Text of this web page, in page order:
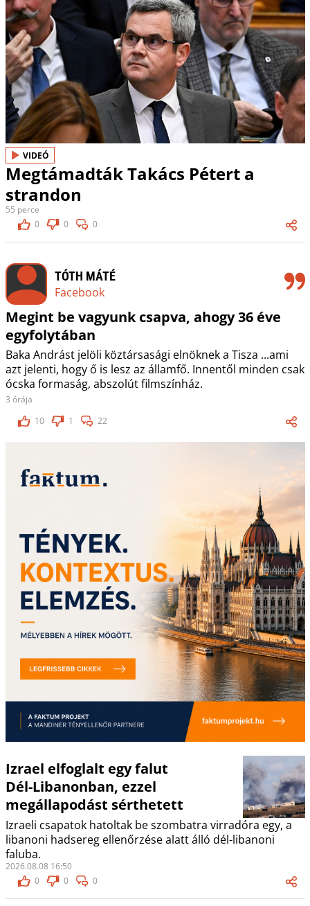
VIDEÓ
Megtámadták Takács Pétert a
strandon
55 perce
0
0 0
TÓTH MÁTÉ
Facebook
Megint be vagyunk csapva, ahogy 36 éve
egyfolytában
Baka Andrást jelöli köztársasági elnöknek a Tisza ...ami
azt jelenti, hogy ő is lesz az államfő. Innentől minden csak
ócska formaság, abszolút filmszínház.
3 órája
10
1 22
Izrael elfoglalt egy falut
Dél-Libanonban, ezzel
megállapodást sérthetett
Izraeli csapatok hatoltak be szombatra virradóra egy, a
libanoni hadsereg ellenőrzése alatt álló dél-libanoni
faluba.
2026.08.08 16:50
0
0 0